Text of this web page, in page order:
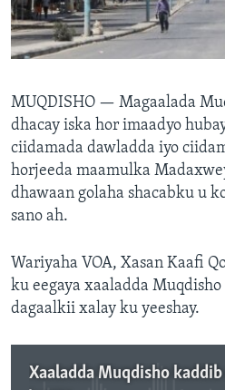
FAAQIDAADDA TODDOBAADKA
DHEXTAALKA TODDOBAADKA
MUQDISHO — Magaalada
dhacay iska hor imaadyo
ciidamada dawladda iyo
horjeeda maamulka
dhawaan golaha shacabku u
sano ah.
Wariyaha VOA, Xasan Kaafi
ku eegaya xaaladda
dagaalkii xalay ku yeeshay.
Xaaladda Muqdisho